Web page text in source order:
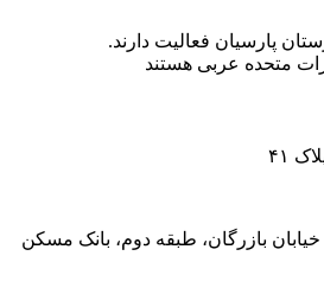
متحده عربی هستند
۴۱
بازرگان، طبقه دوم، بانک مسکن